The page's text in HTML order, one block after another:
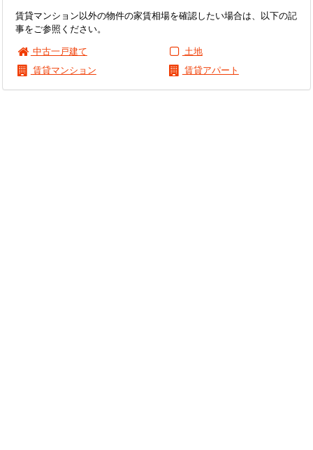
賃貸マンション以外の物件の家賃相場を確認したい場合は、以下の記
事をご参照ください。
中古一戸建て
土地
賃貸マンション
賃貸アパート